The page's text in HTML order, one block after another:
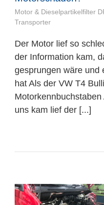
Motor & Dieselpartikelfilter
Transporter
Der Motor lief so
der Information kam,
gesprungen wäre und
hat Als der VW T4
Motorkennbuchstaben
uns kam lief der [...]